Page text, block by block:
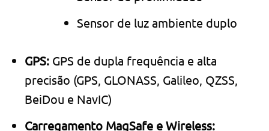
Sensor de luz ambiente duplo
GPS: GPS de dupla frequência e alta
precisão (GPS, GLONASS, Galileo, QZSS,
BeiDou e NavIC)
Carrega­mento MagSafe e Wireless: